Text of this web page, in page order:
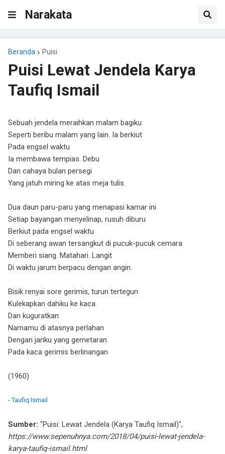
Narakata
Beranda Puisi
Puisi Lewat Jendela Karya
Taufiq Ismail
Sebuah jendela meraihkan malam bagiku
Seperti beribu malam yang lain. Ia berkiut
Pada engsel waktu
Ia membawa tempias. Debu
Dan cahaya bulan persegi
Yang jatuh miring ke atas meja tulis.
Dua daun paru-paru yang menapasi kamar ini
Setiap bayangan menyelinap, rusuh diburu
Berkiut pada engsel waktu
Di seberang awan tersangkut di pucuk-pucuk cemara
Memberi siang. Matahari. Langit
Di waktu jarum berpacu dengan angin.
Bisik renyai sore gerimis, turun tertegun
Kulekapkan dahiku ke kaca.
Dan kuguratkan
Namamu di atasnya perlahan
Dengan jariku yang gemetaran
Pada kaca gerimis berlinangan
(1960)
-Taufiq Ismail
Sumber: "Puisi: Lewat Jendela (Karya Taufiq Ismail)",
https://www.sepenuhnya.com/2018/04/puisi-lewat-jendela-
karya-taufiq-ismail.html.